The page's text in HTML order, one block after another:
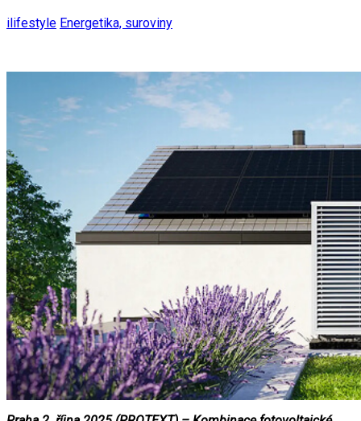
ilifestyle Energetika, suroviny